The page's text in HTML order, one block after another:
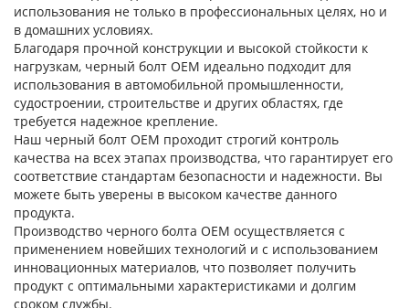
использования не только в профессиональных целях, но и
в домашних условиях.
Благодаря прочной конструкции и высокой стойкости к
нагрузкам, черный болт OEM идеально подходит для
использования в автомобильной промышленности,
судостроении, строительстве и других областях, где
требуется надежное крепление.
Наш черный болт OEM проходит строгий контроль
качества на всех этапах производства, что гарантирует его
соответствие стандартам безопасности и надежности. Вы
можете быть уверены в высоком качестве данного
продукта.
Производство черного болта OEM осуществляется с
применением новейших технологий и с использованием
инновационных материалов, что позволяет получить
продукт с оптимальными характеристиками и долгим
сроком службы.